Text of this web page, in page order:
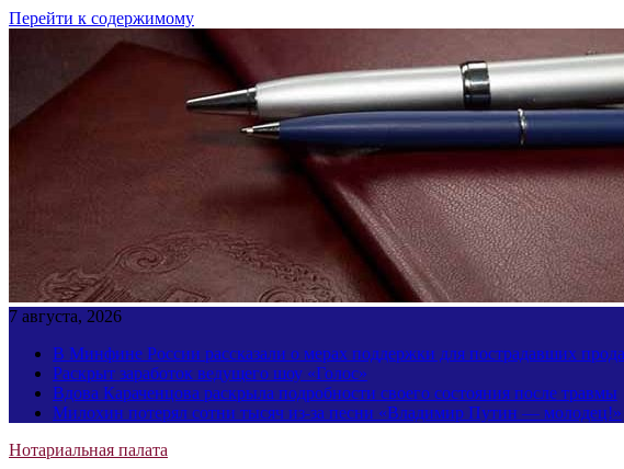
Перейти к содержимому
7 августа, 2026
В Минфине России рассказали о мерах поддержки для пострадавших
Раскрыт заработок ведущего шоу «Голос»
Вдова Караченцова раскрыла подробности своего состояния после травмы
Милохин потерял сотни тысяч из-за песни «Владимир Путин — молодец!»
Нотариальная палата